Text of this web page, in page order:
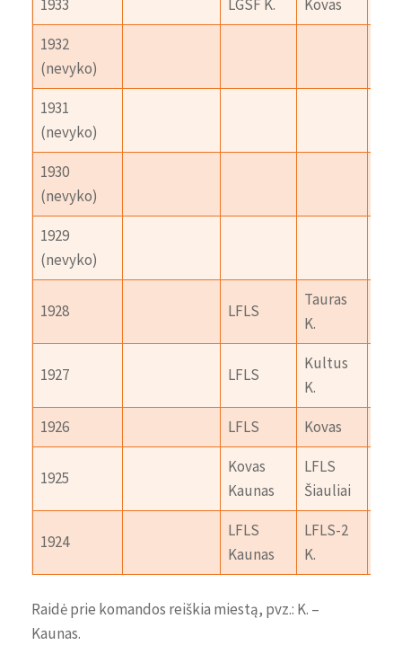
1933 LGSF K. Kovas
1932
(nevyko)
1931
(nevyko)
1930
(nevyko)
1929
(nevyko)
1928 LFLS
Tauras
K.
1927 LFLS
Kultus
K.
1926 LFLS Kovas
1925
Kovas
Kaunas
LFLS
Šiauliai
1924
LFLS
Kaunas
LFLS-2
K.
Raidė prie komandos reiškia miestą, pvz.: K. –
Kaunas.